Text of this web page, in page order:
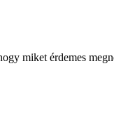
miket érdemes